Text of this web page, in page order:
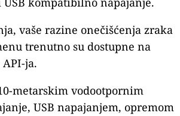
vaše razine onečišćenja zraka
trenutno su dostupne na
ja.
metarskim vodootpornim
USB napajanjem, opremom